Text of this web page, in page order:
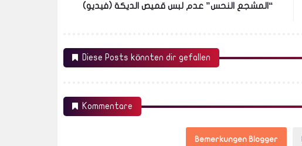
“المشجع النحس” عدم لبس قميص الديكة (فيديو)
Diese Posts könnten dir gefallen
Kommentare
Bemerkungen Blogger